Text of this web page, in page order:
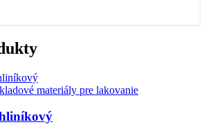
materiály pre lakovanie